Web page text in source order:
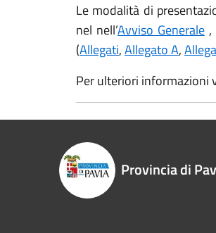
Le modalità di
nel nell’Avviso Generale,
(Allegati,Allegato A,
Per ulteriori informazioni
Provincia di